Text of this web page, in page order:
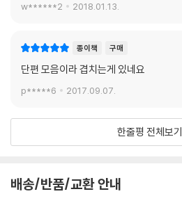
w******2 2018.01.13.
종이책 구매
단편 모음이라 겹치는게 있네요
p*****6 2017.09.07.
한줄평 전체보기
배송/반품/교환 안내